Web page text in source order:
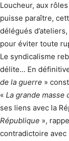
Loucheur, aux
puisse paraître,
délégués
pour éviter toute
Le syndicalisme
délite… En
de la guerre »
« La grande masse
ses liens avec la
République »,
contradictoire avec